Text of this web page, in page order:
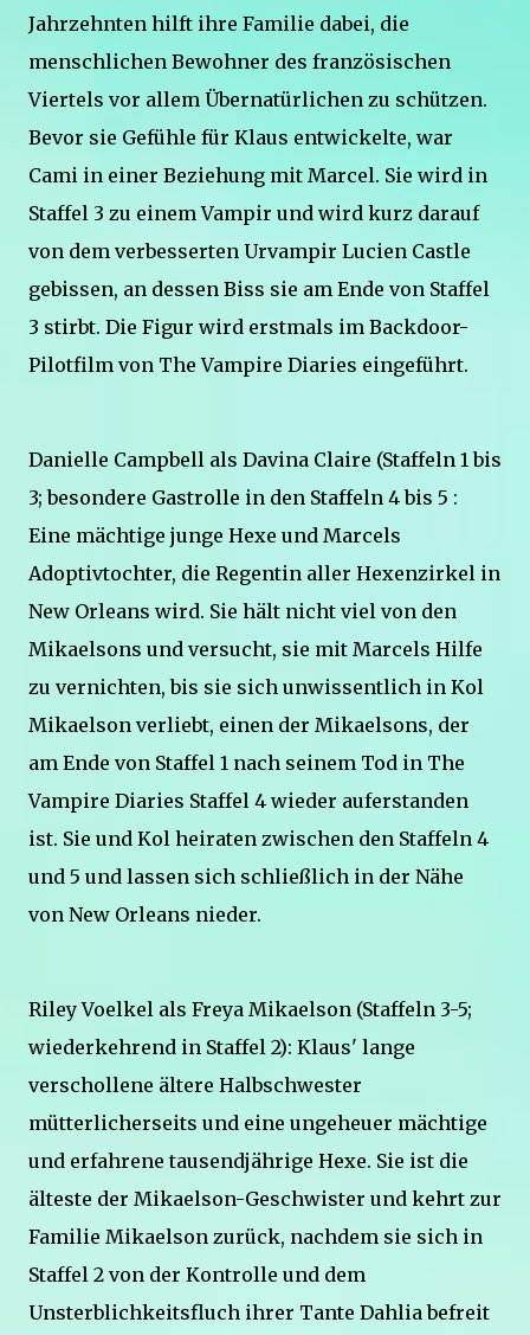
Jahrzehnten hilft ihre Familie dabei, die
menschlichen Bewohner des französischen
Viertels vor allem Übernatürlichen zu schützen.
Bevor sie Gefühle für Klaus entwickelte, war
Cami in einer Beziehung mit Marcel. Sie wird in
Staffel 3 zu einem Vampir und wird kurz darauf
von dem verbesserten Urvampir Lucien Castle
gebissen, an dessen Biss sie am Ende von Staffel
3 stirbt. Die Figur wird erstmals im Backdoor-
Pilotfilm von The Vampire Diaries eingeführt.
Danielle Campbell als Davina Claire (Staffeln 1 bis
3; besondere Gastrolle in den Staffeln 4 bis 5 :
Eine mächtige junge Hexe und Marcels
Adoptivtochter, die Regentin aller Hexenzirkel in
New Orleans wird. Sie hält nicht viel von den
Mikaelsons und versucht, sie mit Marcels Hilfe
zu vernichten, bis sie sich unwissentlich in Kol
Mikaelson verliebt, einen der Mikaelsons, der
am Ende von Staffel 1 nach seinem Tod in The
Vampire Diaries Staffel 4 wieder auferstanden
ist. Sie und Kol heiraten zwischen den Staffeln 4
und 5 und lassen sich schließlich in der Nähe
von New Orleans nieder.
Riley Voelkel als Freya Mikaelson (Staffeln 3-5;
wiederkehrend in Staffel 2): Klaus' lange
verschollene ältere Halbschwester
mütterlicherseits und eine ungeheuer mächtige
und erfahrene tausendjährige Hexe. Sie ist die
älteste der Mikaelson-Geschwister und kehrt zur
Familie Mikaelson zurück, nachdem sie sich in
Staffel 2 von der Kontrolle und dem
Unsterblichkeitsfluch ihrer Tante Dahlia befreit